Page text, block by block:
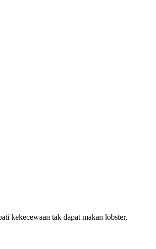
kekecewaan tak dapat makan lobster,